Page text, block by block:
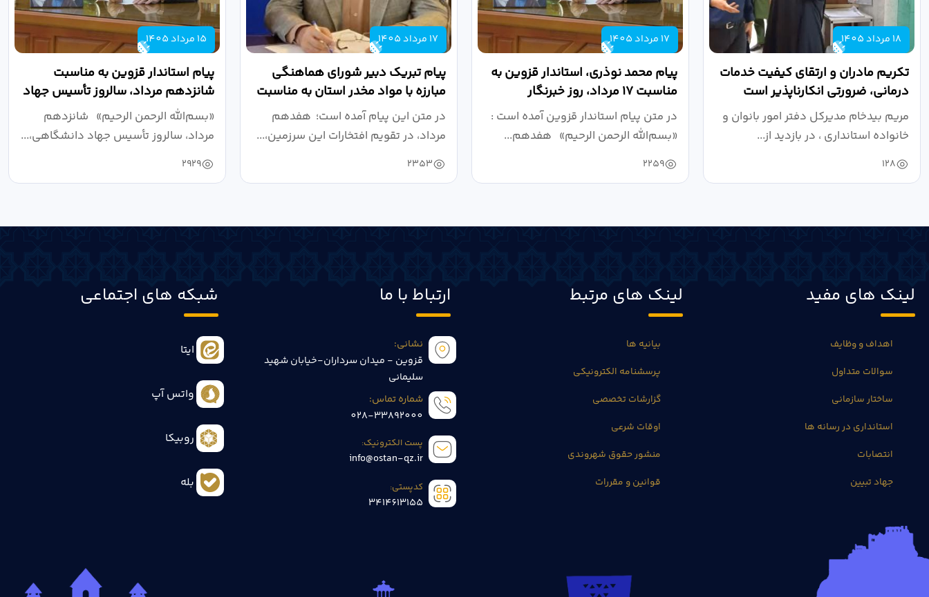
18 مرداد 1405
تکریم مادران و ارتقای کیفیت خدمات
درمانی، ضرورتی انکارناپذیر است
مریم بیدخام مدیرکل دفتر امور بانوان و
خانواده استانداری ، در بازدید از...
128
17 مرداد 1405
پیام محمد نوذری، استاندار قزوین به
مناسبت ۱۷ مرداد، روز خبرنگار
در متن پیام استاندار قزوین آمده است :
«بسم‌الله الرحمن الرحیم» هفدهم...
2259
17 مرداد 1405
پیام تبریک دبیر شورای هماهنگی
مبارزه با مواد مخدر استان به مناسبت
روز خبرنگار...
در متن این پیام آمده است؛ هفدهم
مرداد، در تقویم افتخارات این سرزمین،...
2353
15 مرداد 1405
پیام استاندار قزوین به مناسبت
شانزدهم مرداد، سالروز تأسیس جهاد
دانشگاهی
«بسم‌الله الرحمن الرحیم» شانزدهم
مرداد، سالروز تأسیس جهاد دانشگاهی،...
2929
لینک های مفید
اهداف و وظایف
سوالات متداول
ساختار سازمانی
استانداری در رسانه ها
انتصابات
جهاد تبیین
لینک های مرتبط
بیانیه ها
پرسشنامه الکترونیکی
گزارشات تخصصی
اوقات شرعی
منشور حقوق شهروندی
قوانین و مقررات
ارتباط با ما
نشانی:
قزوین - میدان سرداران-خیابان شهید
سلیمانی
شماره تماس:
028-33892000
پست الکترونیک:
info@ostan-qz.ir
کدپستی:
3414613155
شبکه های اجتماعی
ایتا
واتس آپ
روبیکا
بله